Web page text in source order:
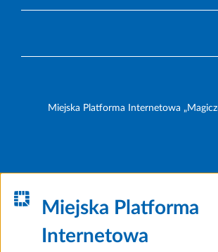
Miejska Platforma Internetowa
Miejska Platforma
Internetowa